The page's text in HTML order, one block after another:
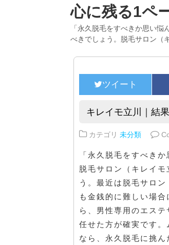
心に残る1ペ
「永久脱毛をすべきか思い悩
べきでしょう。脱毛サロン（
キレイモ立川｜結
カテゴリ 未分類
「永久脱毛をすべき
脱毛サロン（キレイ
う。最近は脱毛サロ
も金銭的に難しい場
ら、男性専用のエス
任せた方が確実です
なら、永久脱毛に挑